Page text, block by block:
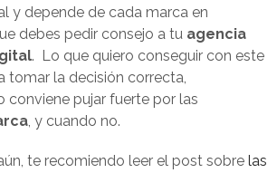
y depende de cada marca en
debes pedir consejo a tu agencia
. Lo que quiero conseguir con este
tomar la decisión correcta,
conviene pujar fuerte por las
, y cuando no.
te recomiendo leer el post sobre las